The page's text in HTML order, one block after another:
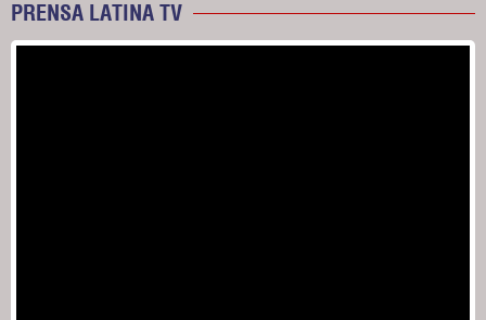
PRENSA LATINA TV